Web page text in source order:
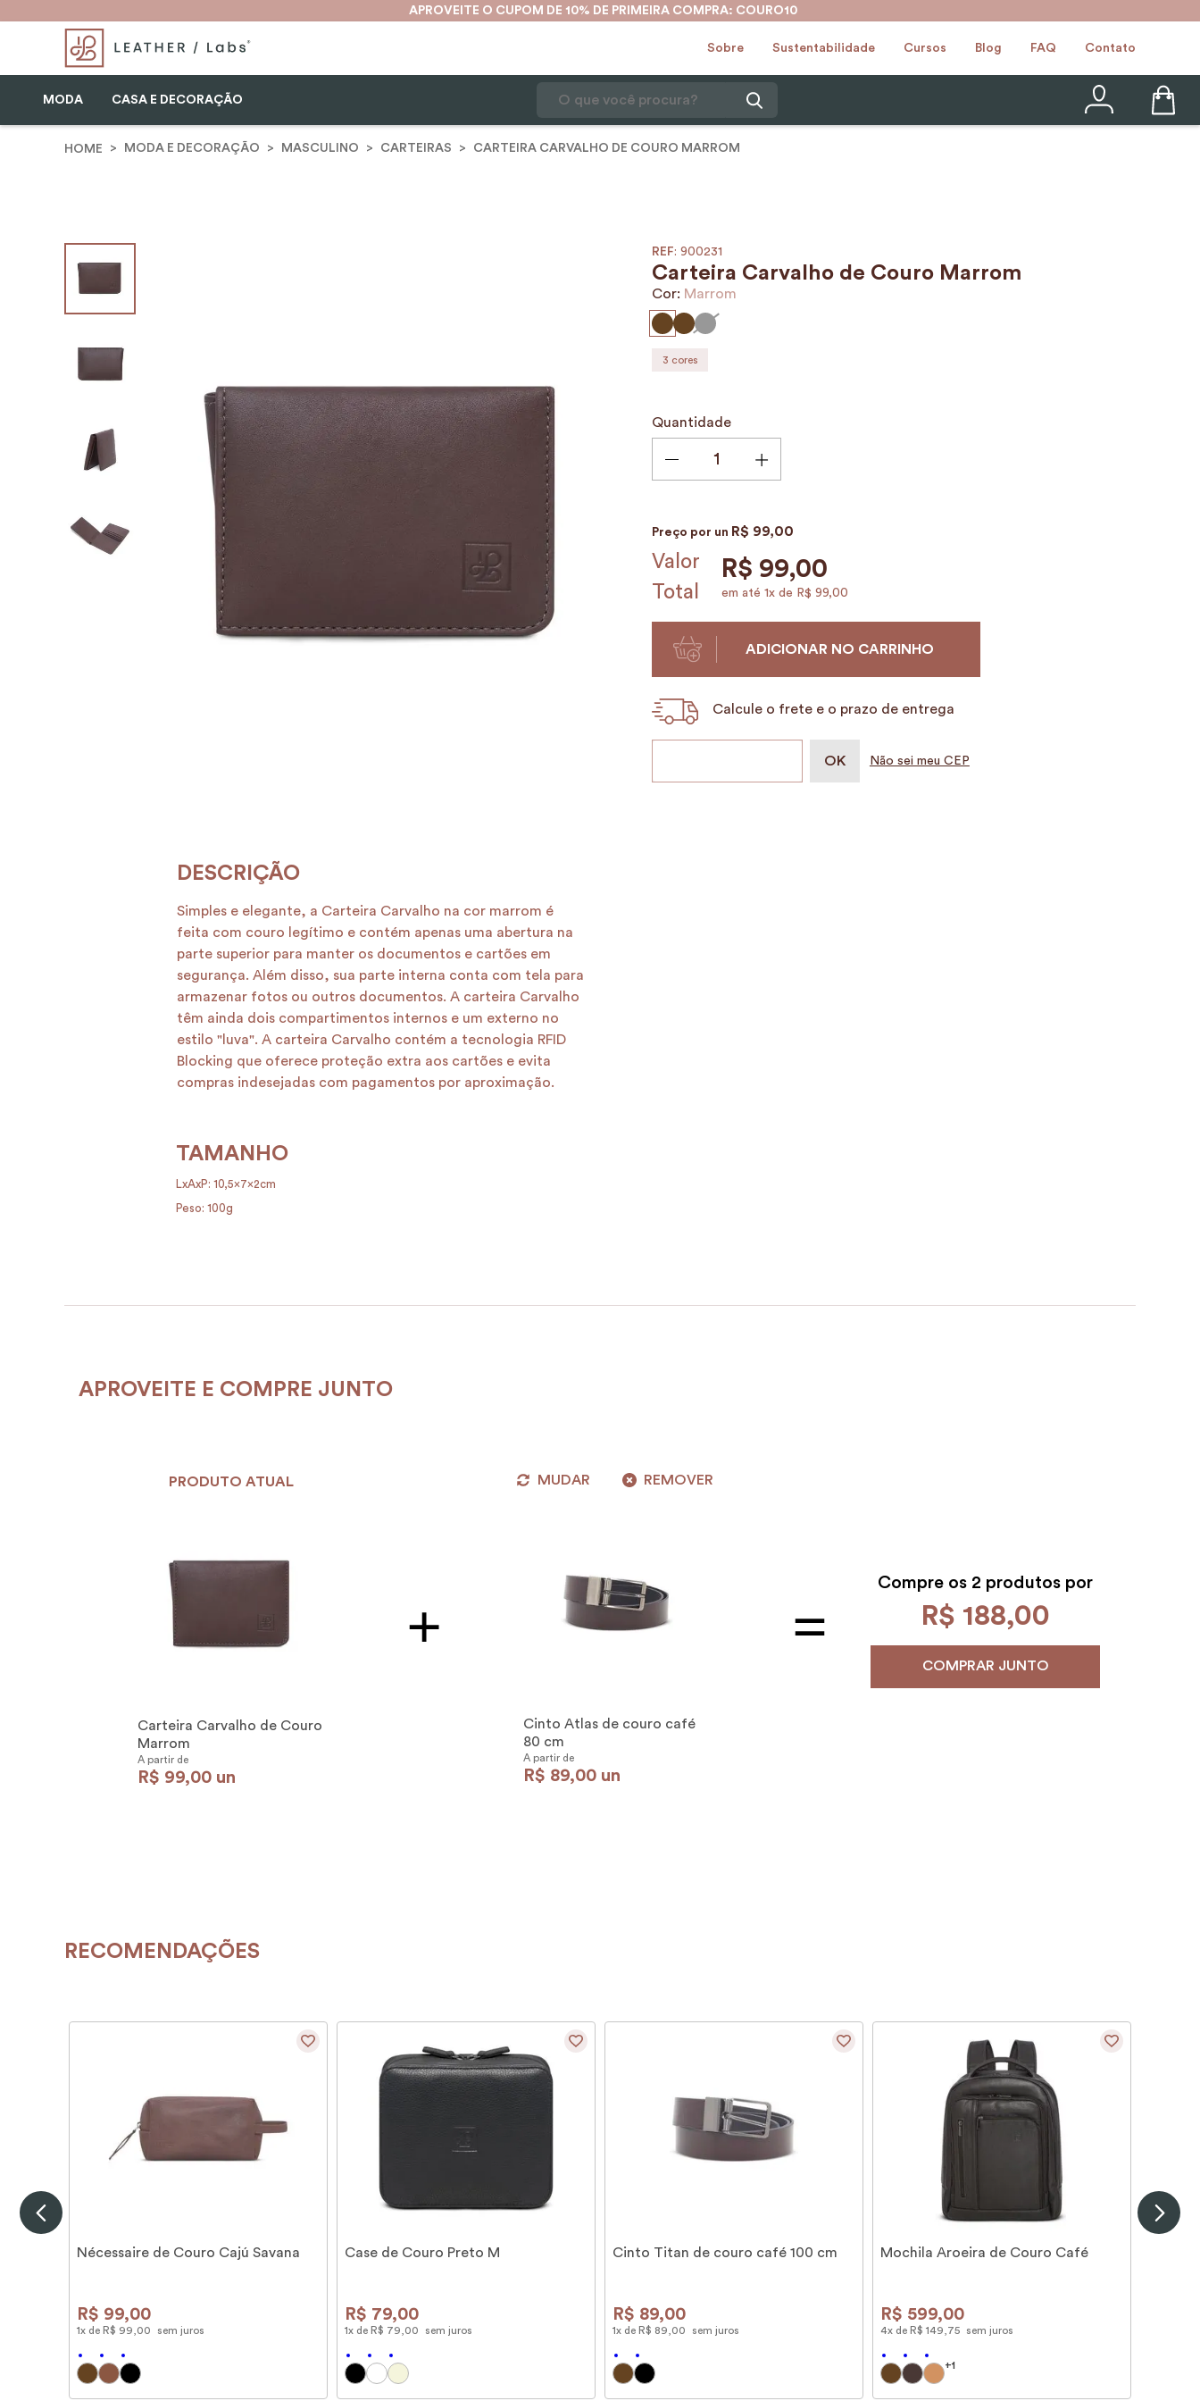
APROVEITE O CUPOM DE 10% DE PRIMEIRA COMPRA: COURO10
Sobre Sustentabilidade Cursos Blog FAQ Contato
MODA CASA E DECORAÇÃO
MODA E DECORAÇÃO MASCULINO CARTEIRAS CARTEIRA CARVALHO DE COURO MARROM
Simples e elegante, a Carteira Carvalho na cor marrom é
feita com couro legítimo e contém apenas uma abertura na
parte superior para manter os documentos e cartões em
segurança. Além disso, sua parte interna conta com tela para
armazenar fotos ou outros documentos. A carteira Carvalho
têm ainda dois compartimentos internos e um externo no
estilo "luva". A carteira Carvalho contém a tecnologia RFID
Blocking que oferece proteção extra aos cartões e evita
compras indesejadas com pagamentos por aproximação.
: 900231
Carteira Carvalho de Couro Marrom
Cor: Marrom
3 cores
Quantidade
Preço por un R$ 99,00
Valor
Total
R$ 99,00
em até 1x de R$ 99,00
ADICIONAR NO CARRINHO
Calcule o frete e o prazo de entrega
Não sei meu CEP
TAMANHO
LxAxP: 10,5x7x2cm
Peso: 100g
APROVEITE E COMPRE JUNTO
PRODUTO ATUAL
Carteira Carvalho de Couro
Marrom
A partir de
R$ 99,00 un
MUDAR REMOVER
Cinto Atlas de couro café
80 cm
A partir de
R$ 89,00 un
Compre os 2 produtos por
R$ 188,00
COMPRAR JUNTO
RECOMENDAÇÕES
Nécessaire de Couro Cajú Savana
R$ 99,00
1x de R$ 99 00 sem juros
Case de Couro Preto M
R$ 79,00
1x de R$ 79 00 sem juros
Cinto Titan de couro café 100 cm
R$ 89,00
1x de R$ 89 00 sem juros
Mochila Aroeira de Couro Café
R$ 599,00
4x de R$ 149 75 sem juros
+1
9º
alvorada
case